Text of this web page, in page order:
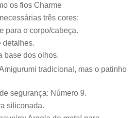
os fios Charme
três cores:
para o corpo/cabeça.
detalhes.
base dos olhos.
tradicional, mas o patinho
segurança: Número 9.
siliconada.